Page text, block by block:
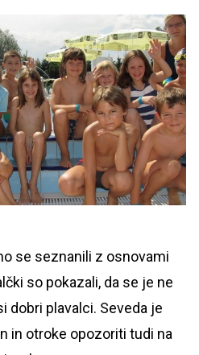
se seznanili z osnovami
so pokazali, da se je ne
dobri plavalci. Seveda je
in otroke opozoriti tudi na